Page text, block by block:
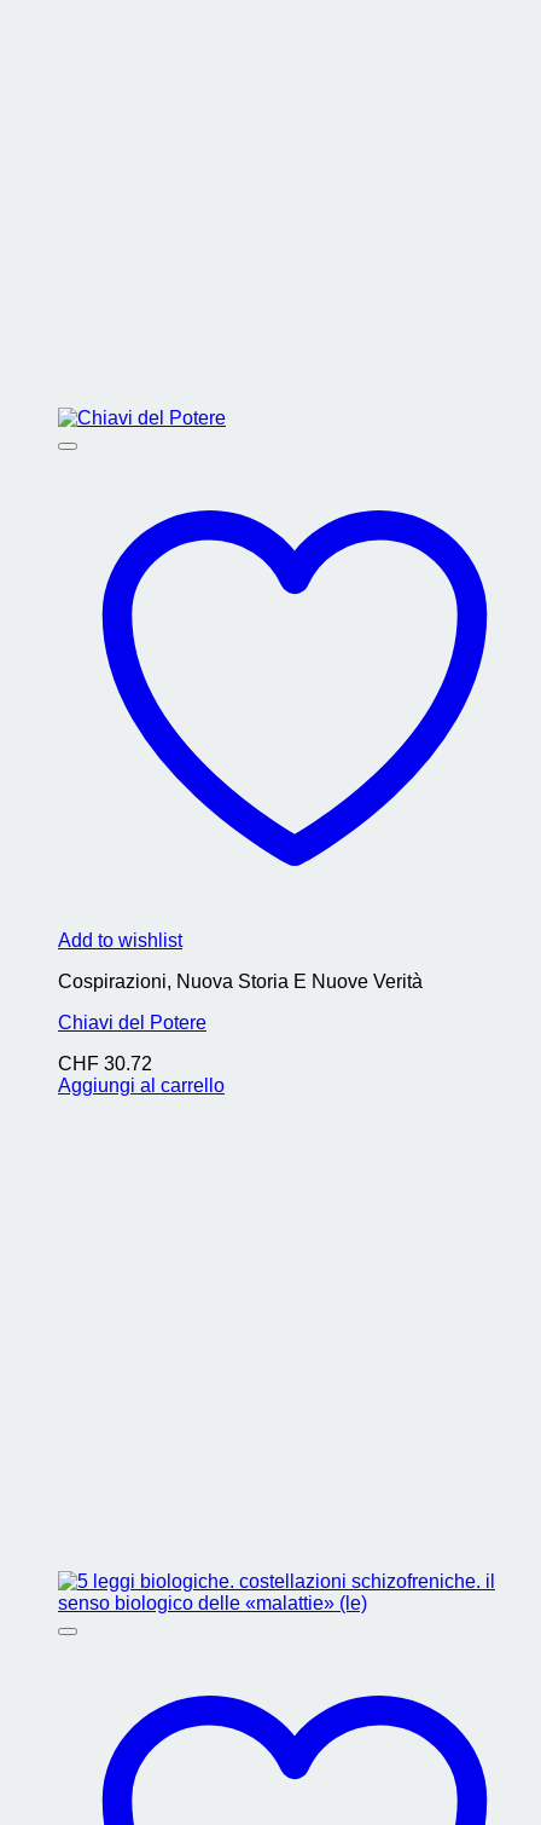
Add to wishlist
Cospirazioni, Nuova Storia E Nuove Verità
Chiavi del Potere
CHF 30.72
Aggiungi al carrello